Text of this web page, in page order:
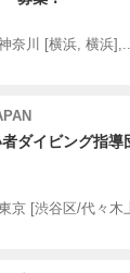
奈川 [横浜, 横浜
者ダイビング指
京 [渋谷区/代々木